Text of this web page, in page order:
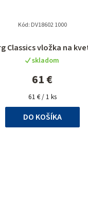
Classics vložka na
skladom
61 €
Jednotková
cena:
61 € / 1 ks
DO KOŠÍKA
Kód: DV18602 1000